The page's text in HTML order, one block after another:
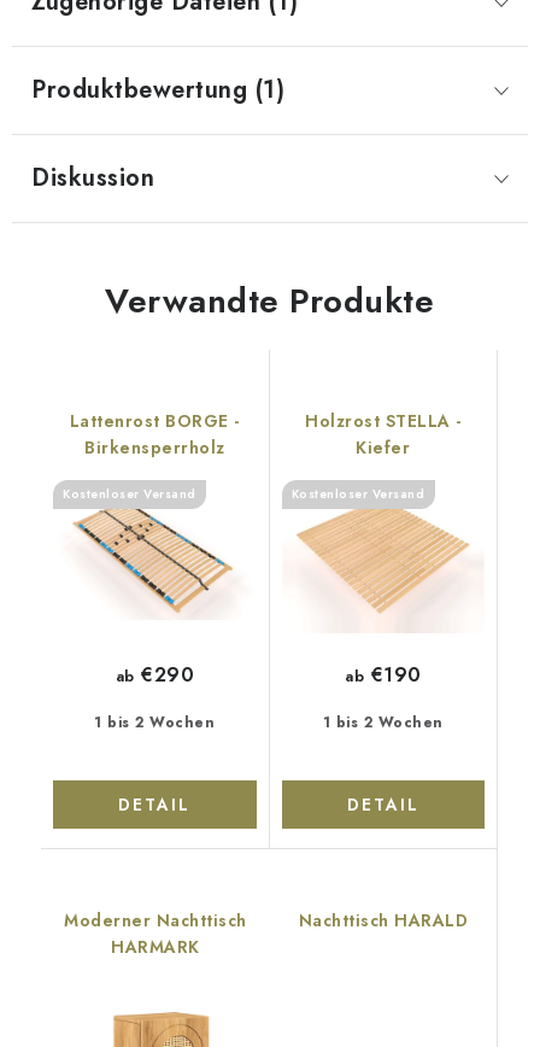
Produktbewertung (1)
Diskussion
Verwandte Produkte
Lattenrost BORGE -
Birkensperrholz
Kostenloser Versand
1 bis 2 Wochen
ab €290
DETAIL
Holzrost STELLA -
Kiefer
Kostenloser Versand
1 bis 2 Wochen
ab €190
DETAIL
Moderner Nachttisch
HARMARK
Nachttisch HARALD